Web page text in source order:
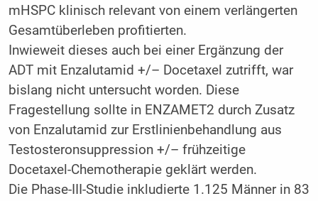
mHSPC klinisch relevant von einem verlängerten
Gesamtüberleben profitierten.
Inwieweit dieses auch bei einer Ergänzung der
ADT mit Enzalutamid +/– Docetaxel zutrifft, war
bislang nicht untersucht worden. Diese
Fragestellung sollte in ENZAMET2 durch Zusatz
von Enzalutamid zur Erstlinienbehandlung aus
Testosteronsuppression +/– frühzeitige
Docetaxel-Chemotherapie geklärt werden.
Die Phase-III-Studie inkludierte 1.125 Männer in 83